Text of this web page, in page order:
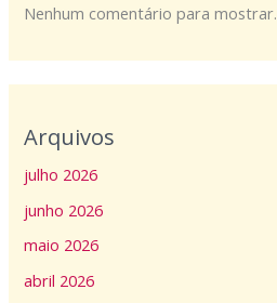
Nenhum comentário para mostrar.
Arquivos
julho 2026
junho 2026
maio 2026
abril 2026